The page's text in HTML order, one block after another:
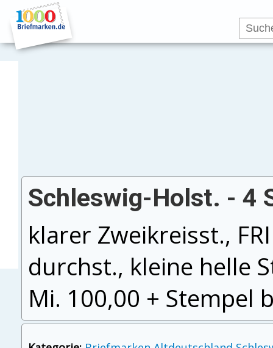
Schleswig-Holst. - 4
klarer Zweikreisst.,
durchst., kleine helle
Mi. 100,00 + Stempel